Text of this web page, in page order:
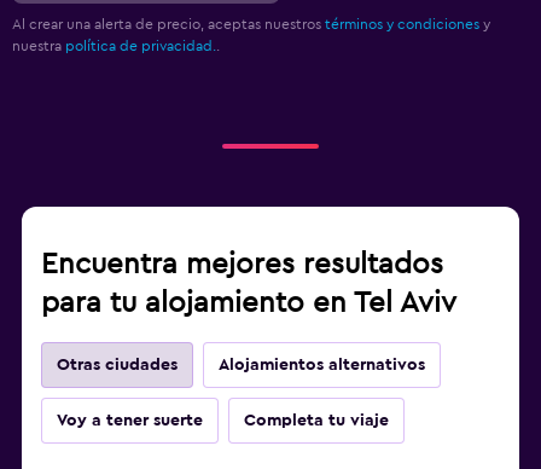
Al crear una alerta de precio, aceptas nuestros términos y condiciones y
nuestra política de privacidad.
Encuentra mejores resultados
para tu alojamiento en Tel Aviv
Otras ciudades Alojamientos alternativos
Voy a tener suerte Completa tu viaje